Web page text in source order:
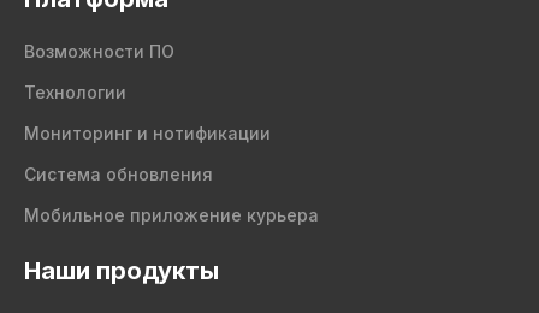
Возможности ПО
Технологии
Мониторинг и нотификации
Система обновления
Мобильное приложение курьера
Наши продукты